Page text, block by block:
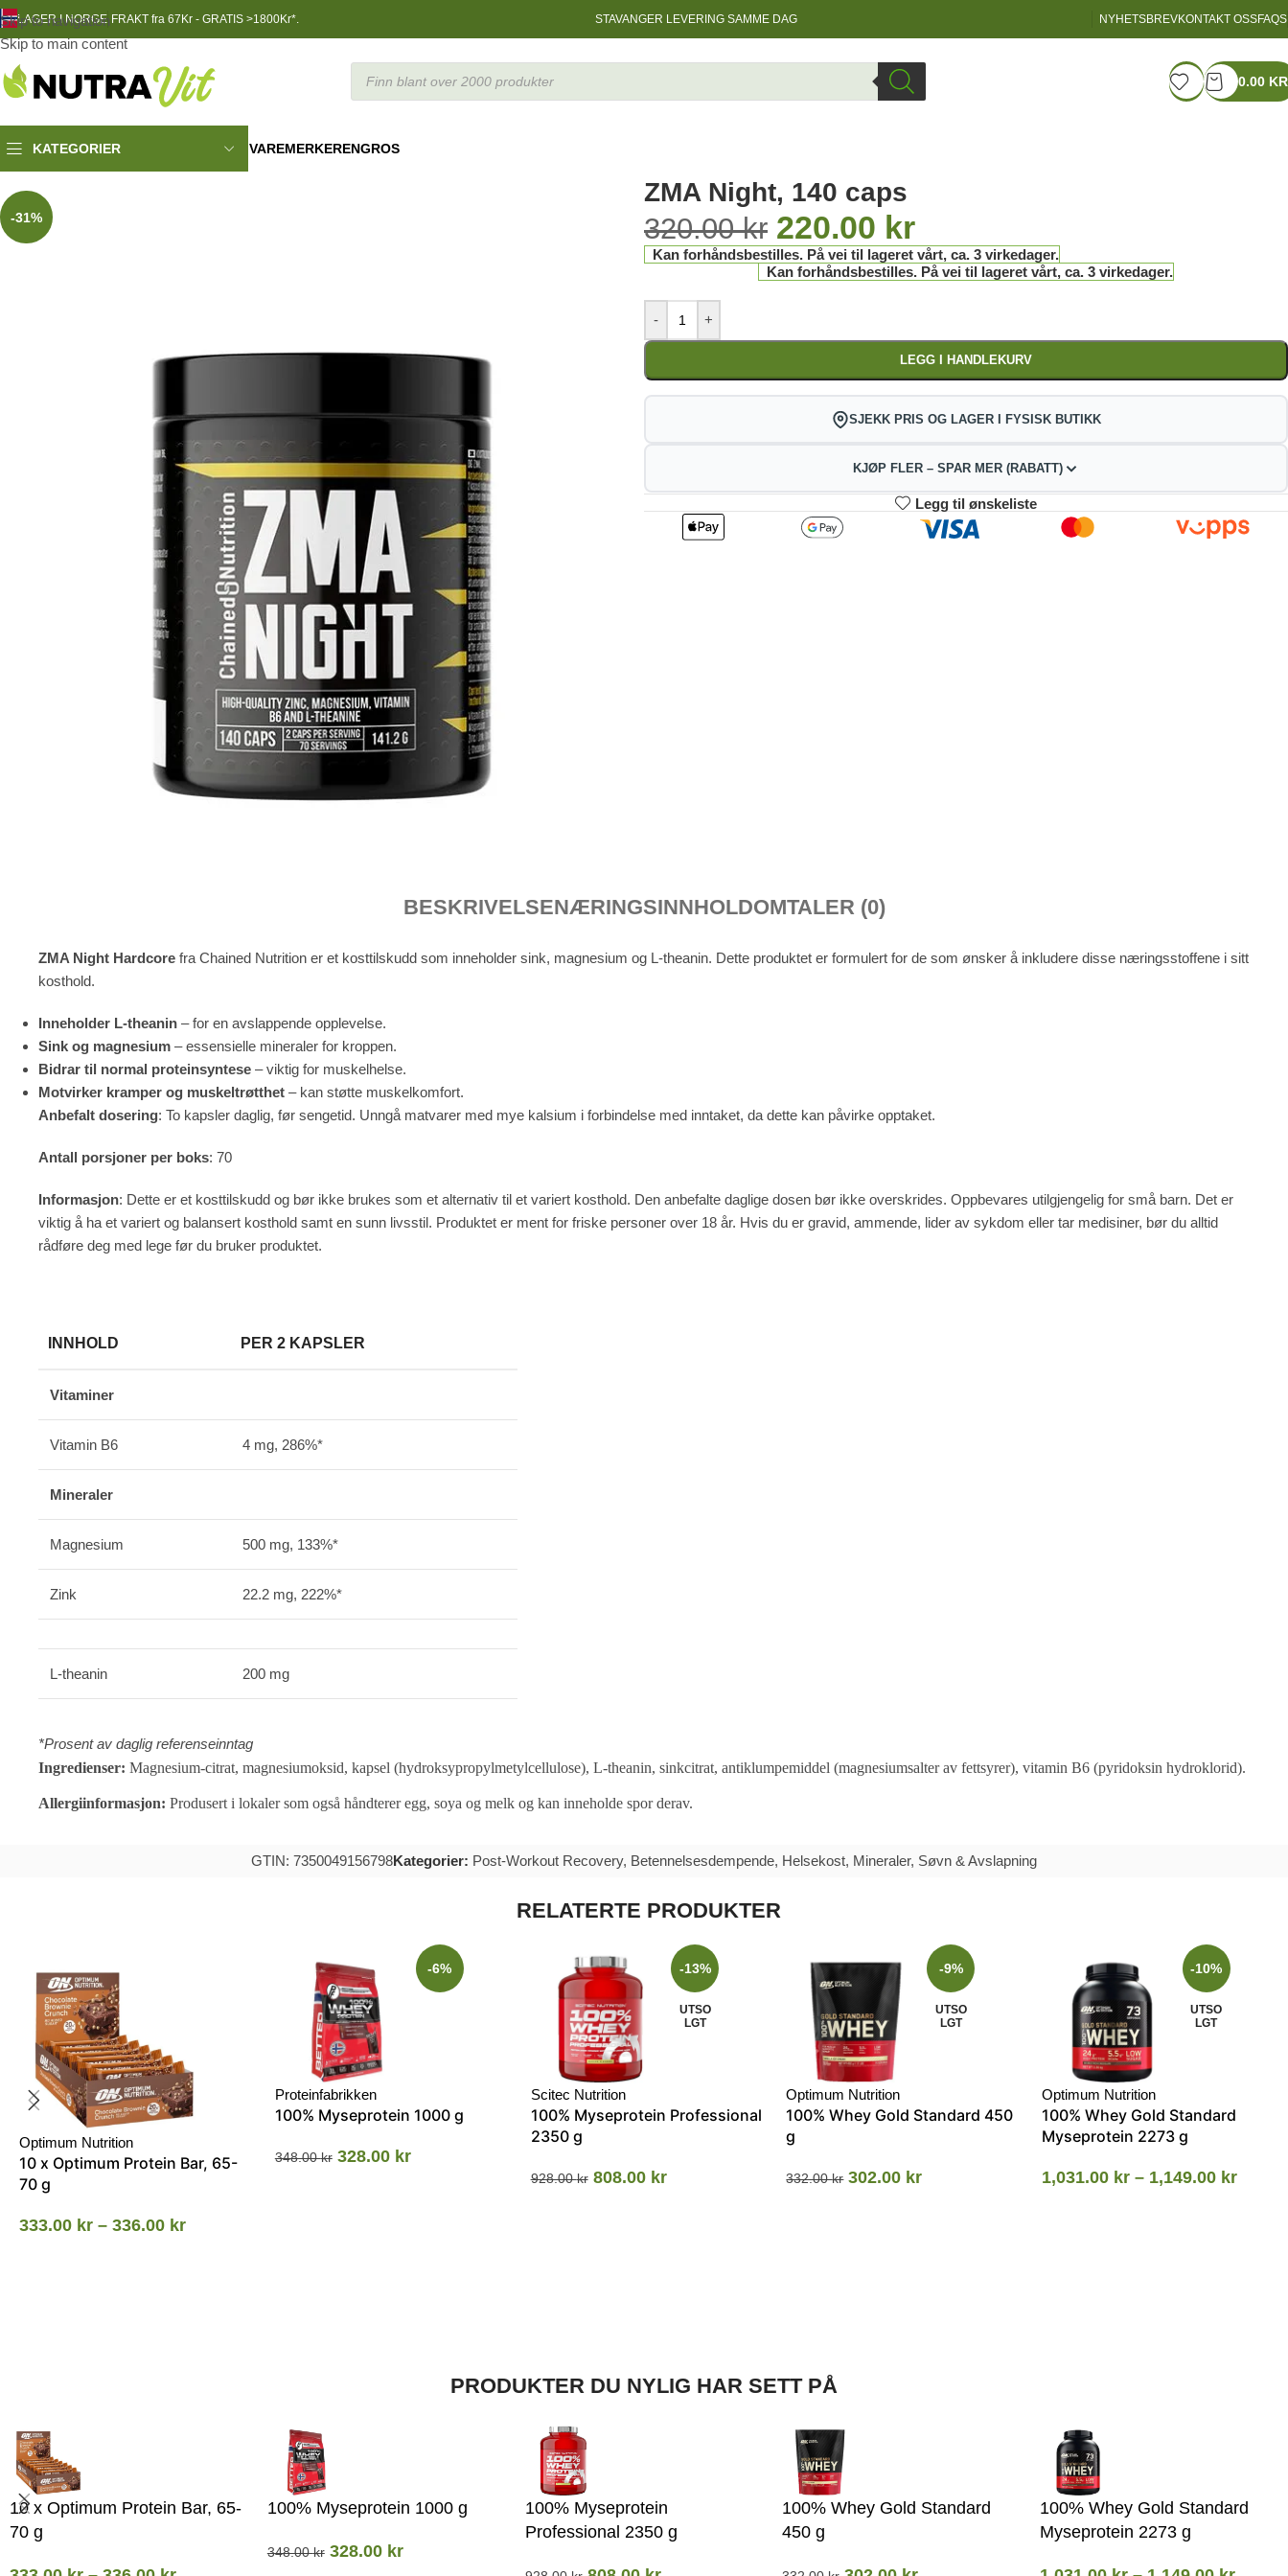
Skip to navigation
Skip to main content
LAGER I NORGEFRAKT fra 67Kr - GRATIS >1800Kr*. STAVANGER LEVERING SAMME DAG NYHETSBREVKONTAKT OSSFAQS
0.00 KR
KATEGORIER VAREMERKERENGROS
-31%
ZMA Night, 140 caps
320.00kr 220.00 kr
Kan forhåndsbestilles. På vei til lageret vårt, ca. 3 virkedager.
Kan forhåndsbestilles. På vei til lageret vårt, ca. 3 virkedager.
- +
LEGG I HANDLEKURV
SJEKK PRIS OG LAGER I FYSISK BUTIKK
KJØP FLER – SPAR MER (RABATT)
2
217.80
3-4 5-9
kr
10+
200.20 kr
Legg til ønskeliste
BESKRIVELSENÆRINGSINNHOLDOMTALER (0)
ZMA Night Hardcore fra Chained Nutrition er et kosttilskudd som inneholder sink, magnesium og L-theanin. Dette produktet er formulert for de som ønsker å inkludere disse næringsstoffene i sitt
kosthold.
Inneholder L-theanin – for en avslappende opplevelse.
Sink og magnesium – essensielle mineraler for kroppen.
Bidrar til normal proteinsyntese – viktig for muskelhelse.
Motvirker kramper og muskeltrøtthet – kan støtte muskelkomfort.
Anbefalt dosering: To kapsler daglig, før sengetid. Unngå matvarer med mye kalsium i forbindelse med inntaket, da dette kan påvirke opptaket.
Antall porsjoner per boks: 70
Informasjon: Dette er et kosttilskudd og bør ikke brukes som et alternativ til et variert kosthold. Den anbefalte daglige dosen bør ikke overskrides. Oppbevares utilgjengelig for små barn. Det er
viktig å ha et variert og balansert kosthold samt en sunn livsstil. Produktet er ment for friske personer over 18 år. Hvis du er gravid, ammende, lider av sykdom eller tar medisiner, bør du alltid
rådføre deg med lege før du bruker produktet.
INNHOLD PER 2 KAPSLER
Vitaminer
Vitamin B6 4 mg, 286%*
Mineraler
Magnesium 500 mg, 133%*
Zink 22.2 mg, 222%*
L-theanin 200 mg
*Prosent av daglig referenseinntag
Ingredienser: Magnesium-citrat, magnesiumoksid, kapsel (hydroksypropylmetylcellulose), L-theanin, sinkcitrat, antiklumpemiddel (magnesiumsalter av fettsyrer), vitamin B6 (pyridoksin hydroklorid).
Allergiinformasjon: Produsert i lokaler som også håndterer egg, soya og melk og kan inneholde spor derav.
GTIN: 7350049156798Kategorier: Post-Workout Recovery, Betennelsesdempende, Helsekost, Mineraler, Søvn & Avslapning
RELATERTE PRODUKTER
Optimum Nutrition
10 x Optimum Protein Bar, 65-
70 g
333.00 kr – 336.00 kr
-6%
Proteinfabrikken
100% Myseprotein 1000 g
348.00kr 328.00 kr
-13%
UTSO
LGT
Scitec Nutrition
100% Myseprotein Professional
2350 g
928.00kr 808.00 kr
-9%
UTSO
LGT
Optimum Nutrition
100% Whey Gold Standard 450
g
332.00kr 302.00 kr
-10%
UTSO
LGT
Optimum Nutrition
100% Whey Gold Standard
Myseprotein 2273 g
1,031.00 kr – 1,149.00 kr
PRODUKTER DU NYLIG HAR SETT PÅ
10 x Optimum Protein Bar, 65-
70 g
100% Myseprotein 1000 g
348.00kr 328.00 kr
100% Myseprotein
Professional 2350 g
100% Whey Gold Standard
450 g
100% Whey Gold Standard
Myseprotein 2273 g